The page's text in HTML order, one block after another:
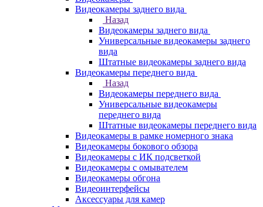
Видеокамеры заднего вида
Назад
Видеокамеры заднего вида
Универсальные видеокамеры заднего
вида
Штатные видеокамеры заднего вида
Видеокамеры переднего вида
Назад
Видеокамеры переднего вида
Универсальные видеокамеры
переднего вида
Штатные видеокамеры переднего вида
Видеокамеры в рамке номерного знака
Видеокамеры бокового обзора
Видеокамеры с ИК подсветкой
Видеокамеры с омывателем
Видеокамеры обгона
Видеоинтерфейсы
Аксессуары для камер